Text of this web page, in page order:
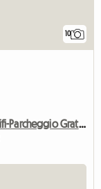
10
Camera New York Da 1 A 2 Persone-Wifi-Parcheggio Gratuito